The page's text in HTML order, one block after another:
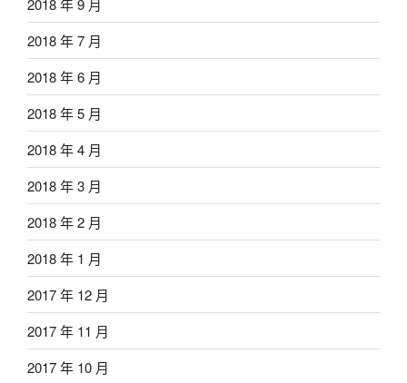
2018 年 9 月
2018 年 7 月
2018 年 6 月
2018 年 5 月
2018 年 4 月
2018 年 3 月
2018 年 2 月
2018 年 1 月
2017 年 12 月
2017 年 11 月
2017 年 10 月